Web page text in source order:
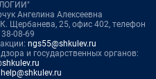
Ангелина Алексеевна
Щербанева, 25, офис 402, телефон
08-69
ngs55@shkulev.ru
и государственных органов:
help@shkulev.ru